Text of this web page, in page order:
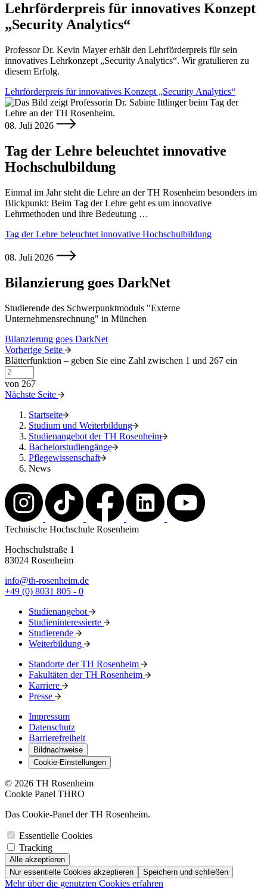
Lehrförderpreis für innovatives Konzept
„Security Analytics“
Professor Dr. Kevin Mayer erhält den Lehrförderpreis für sein
innovatives Lehrkonzept „Security Analytics“. Wir gratulieren zu
diesem Erfolg.
Lehrförderpreis für innovatives Konzept „Security Analytics“
08. Juli 2026
Tag der Lehre beleuchtet innovative
Hochschulbildung
Einmal im Jahr steht die Lehre an der TH Rosenheim besonders im
Blickpunkt: Beim Tag der Lehre geht es um innovative
Lehrmethoden und ihre Bedeutung …
Tag der Lehre beleuchtet innovative Hochschulbildung
08. Juli 2026
Bilanzierung goes DarkNet
Studierende des Schwerpunktmoduls "Externe
Unternehmensrechnung" in München
Bilanzierung goes DarkNet
Vorherige Seite
Blätterfunktion – geben Sie eine Zahl zwischen 1 und 267 ein
von 267
Nächste Seite
Startseite
Studium und Weiterbildung
Studienangebot der TH Rosenheim
Bachelorstudiengänge
Pflegewissenschaft
News
Technische Hochschule Rosenheim
Hochschulstraße 1
83024 Rosenheim
info@th-rosenheim.de
+49 (0) 8031 805 - 0
Studienangebot
Studieninteressierte
Studierende
Weiterbildung
Standorte der TH Rosenheim
Fakultäten der TH Rosenheim
Karriere
Presse
Impressum
Datenschutz
Barrierefreiheit
Bildnachweise
Cookie-Einstellungen
© 2026 TH Rosenheim
Cookie Panel THRO
Das Cookie-Panel der TH Rosenheim.
Essentielle Cookies
Tracking
Alle akzeptieren
Nur essentielle Cookies akzeptieren
Speichern und schließen
Mehr über die genutzten Cookies erfahren